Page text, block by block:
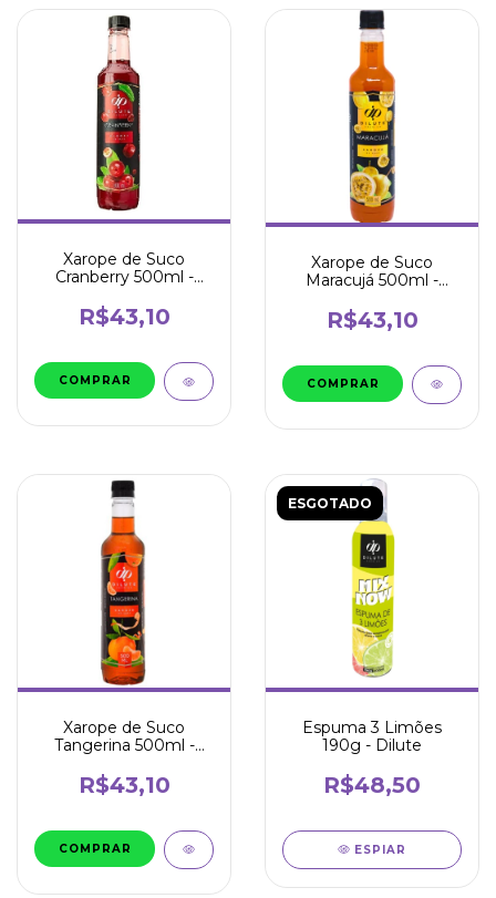
Xarope de Suco
Cranberry 500ml -
R$43,10
Xarope de Suco
Maracujá 500ml -
R$43,10
Xarope de Suco
Tangerina 500ml -
R$43,10
ESGOTADO
Espuma 3 Limões
190g - Dilute
R$48,50
ESPIAR